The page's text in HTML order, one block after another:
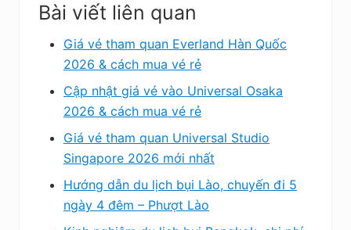
Bài viết liên quan
Giá vé tham quan Everland Hàn Quốc
2026 & cách mua vé rẻ
Cập nhật giá vé vào Universal Osaka
2026 & cách mua vé rẻ
Giá vé tham quan Universal Studio
Singapore 2026 mới nhất
Hướng dẫn du lịch bụi Lào, chuyến đi 5
ngày 4 đêm – Phượt Lào